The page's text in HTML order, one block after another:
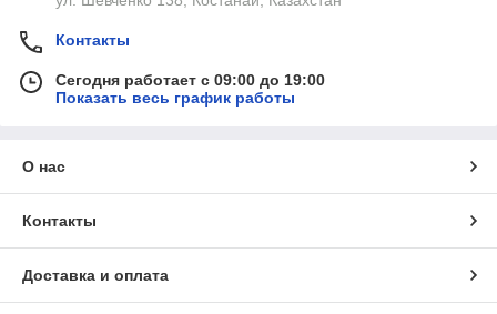
Контакты
Сегодня работает с 09:00 до 19:00
Показать весь график работы
О нас
Контакты
Доставка и оплата